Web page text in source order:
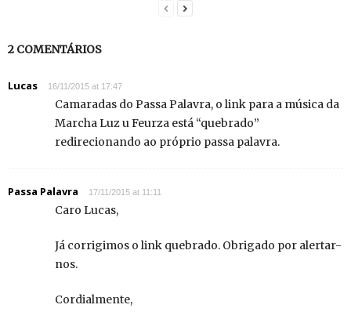
2 COMENTÁRIOS
Lucas 16/11/2015 at 17:47
Camaradas do Passa Palavra, o link para a música da
Marcha Luz u Feurza está “quebrado”
redirecionando ao próprio passa palavra.
Passa Palavra 17/11/2015 at 11:11
Caro Lucas,
Já corrigimos o link quebrado. Obrigado por alertar-
nos.
Cordialmente,